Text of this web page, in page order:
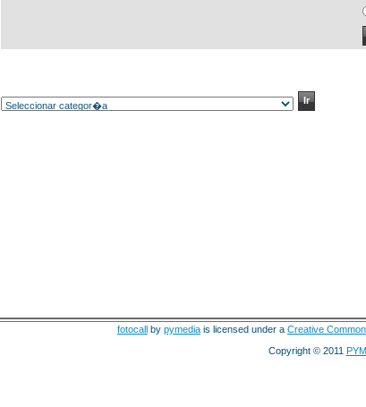
fotocall by pymedia is licensed under a Creative
Copyright © 2011